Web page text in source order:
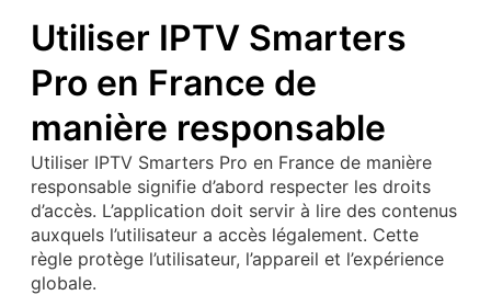
Utiliser IPTV Smarters
Pro en France de
manière responsable
Utiliser IPTV Smarters Pro en France de manière
responsable signifie d’abord respecter les droits
d’accès. L’application doit servir à lire des contenus
auxquels l’utilisateur a accès légalement. Cette
règle protège l’utilisateur, l’appareil et l’expérience
globale.